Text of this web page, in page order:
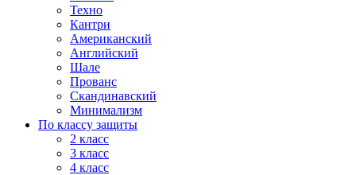
Техно
Кантри
Американский
Английский
Шале
Прованс
Скандинавский
Минимализм
По классу защиты
2 класс
3 класс
4 класс